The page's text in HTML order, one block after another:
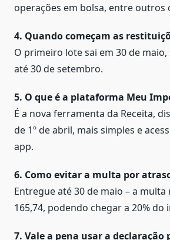
operações em bolsa, entre outros
4. Quando começam as
O primeiro lote sai em 30 de
até 30 de setembro.
5. O que é a plataforma Meu
É a nova ferramenta da Receita,
de 1º de abril, mais simples e
app.
6. Como evitar a multa por
Entregue até 30 de maio – a multa
165,74, podendo chegar a 20% do
7. Vale a pena usar a declaração